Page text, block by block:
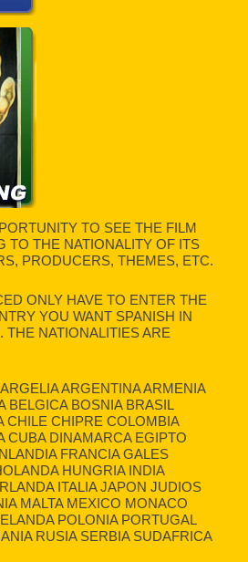
TO SEE THE FILM
TO THE NATIONALITY OF ITS
PRODUCERS, THEMES, ETC.
ONLY HAVE TO ENTER THE
YOU WANT SPANISH IN
THE NATIONALITIES ARE
ARGENTINA ARMENIA
BELGICA BOSNIA BRASIL
CHILE CHIPRE COLOMBIA
CUBA DINAMARCA EGIPTO
FRANCIA GALES
HUNGRIA INDIA
ITALIA JAPON JUDIOS
MALTA MEXICO MONACO
POLONIA PORTUGAL
RUSIA SERBIA SUDAFRICA